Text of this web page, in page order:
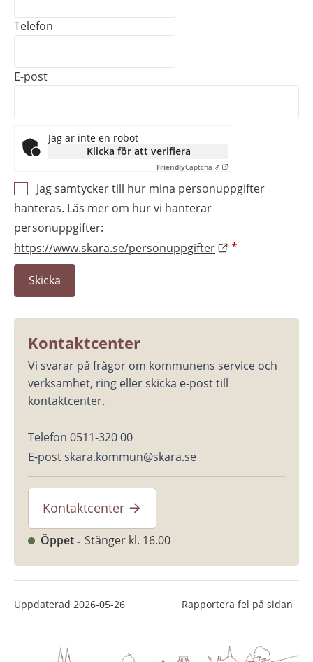
Telefon
E-post
Jag är inte en robot
Klicka för att verifiera
FriendlyCaptcha ⇗
Jag samtycker till hur mina personuppgifter
hanteras. Läs mer om hur vi hanterar
personuppgifter:
https://www.skara.se/personuppgifter
*
Kontaktcenter
Vi svarar på frågor om kommunens service och
verksamhet, ring eller skicka e-post till
kontaktcenter.
Telefon 0511-320 00
E-post skara.kommun@skara.se
Kontaktcenter
Öppet Stänger kl. 16.00
Uppdaterad 2026-05-26 Rapportera fel på sidan